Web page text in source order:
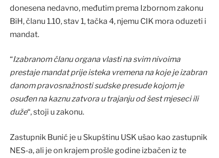
donesena nedavno, međutim prema Izbornom zakonu
BiH, članu 1.10, stav 1, tačka 4, njemu CIK mora oduzeti i
mandat.
“Izabranom članu organa vlasti na svim nivoima
prestaje mandat prije isteka vremena na koje je izabran
danom pravosnažnosti sudske presude kojom je
osuđen na kaznu zatvora u trajanju od šest mjeseci ili
duže“, stoji u zakonu.
Zastupnik Bunić je u Skupštinu USK ušao kao zastupnik
NES-a, ali je on krajem prošle godine izbačen iz te